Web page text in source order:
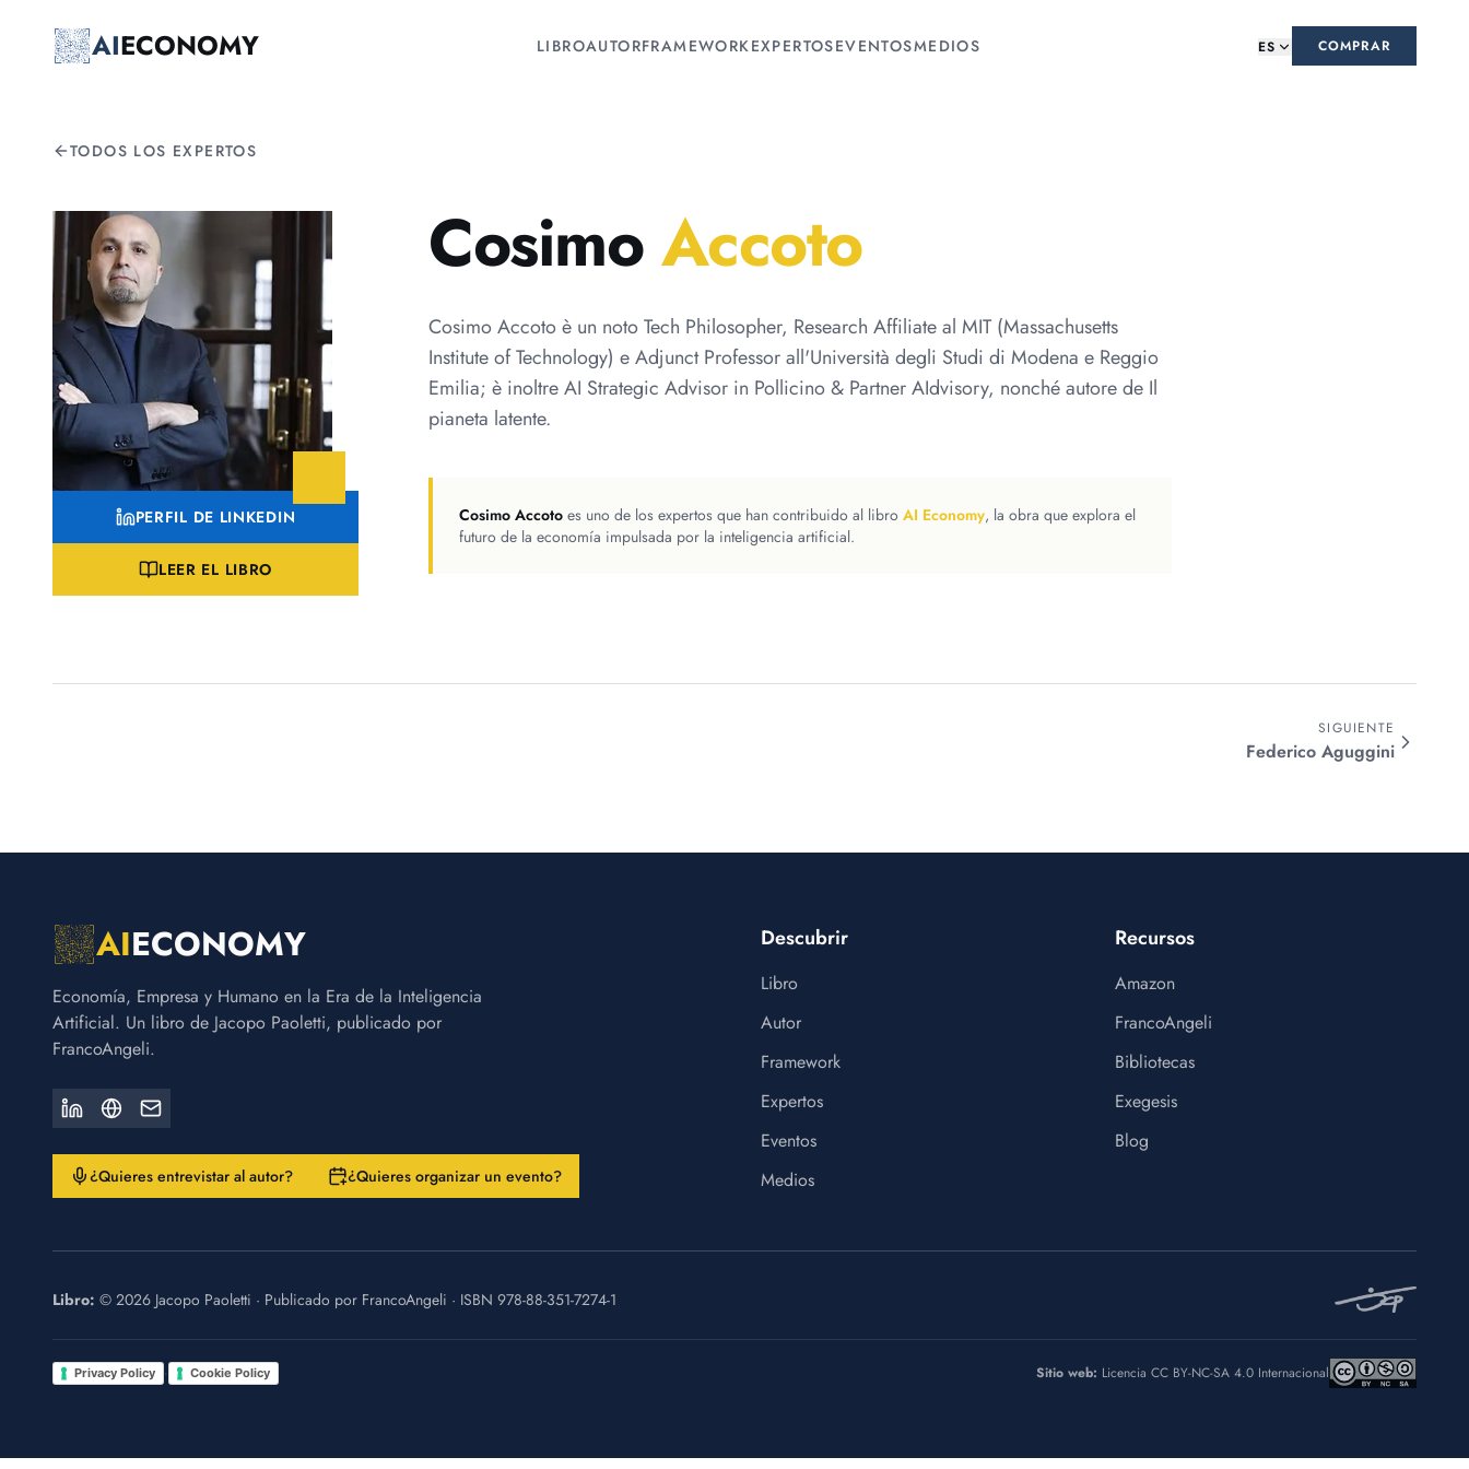
AIECONOMY LIBROAUTORFRAMEWORKEXPERTOSEVENTOSMEDIOS ES COMPRAR
TODOS LOS EXPERTOS
PERFIL DE LINKEDIN
LEER EL LIBRO
CosimoAccoto
Cosimo Accoto è un noto Tech Philosopher, Research Affiliate al MIT (Massachusetts
Institute of Technology) e Adjunct Professor all'Università degli Studi di Modena e Reggio
Emilia; è inoltre AI Strategic Advisor in Pollicino & Partner AIdvisory, nonché autore de Il
pianeta latente.
Cosimo Accoto es uno de los expertos que han contribuido al libro AI Economy, la obra que explora el
futuro de la economía impulsada por la inteligencia artificial.
SIGUIENTE
Federico Aguggini
AIECONOMY
Economía, Empresa y Humano en la Era de la Inteligencia
Artificial. Un libro de Jacopo Paoletti, publicado por
FrancoAngeli.
¿Quieres entrevistar al autor? ¿Quieres organizar un evento?
Descubrir
Libro
Autor
Framework
Expertos
Eventos
Medios
Recursos
Amazon
FrancoAngeli
Bibliotecas
Exegesis
Blog
Libro: © 2026 Jacopo Paoletti · Publicado por FrancoAngeli · ISBN 978-88-351-7274-1
Privacy Policy · Cookie Policy Sitio web: Licencia CC BY-NC-SA 4.0 Internacional